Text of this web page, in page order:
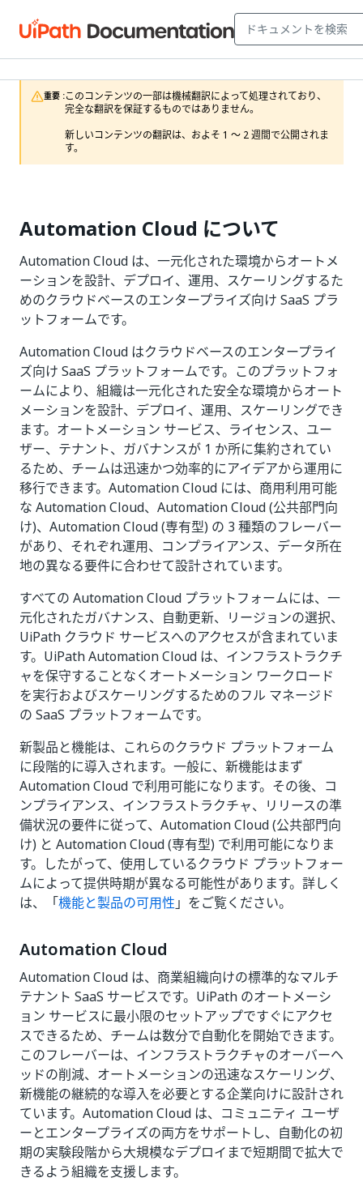
重要 :このコンテンツの一部は機械翻訳によって処理されており、
完全な翻訳を保証するものではありません。
新しいコンテンツの翻訳は、およそ 1 ～ 2 週間で公開されま
す。
Automation Cloud について
Automation Cloud は、一元化された環境からオートメ
ーションを設計、デプロイ、運用、スケーリングするた
めのクラウドベースのエンタープライズ向け SaaS プラ
ットフォームです。
Automation Cloud はクラウドベースのエンタープライ
ズ向け SaaS プラットフォームです。このプラットフォ
ームにより、組織は一元化された安全な環境からオート
メーションを設計、デプロイ、運用、スケーリングでき
ます。オートメーション サービス、ライセンス、ユー
ザー、テナント、ガバナンスが 1 か所に集約されてい
るため、チームは迅速かつ効率的にアイデアから運用に
移行できます。Automation Cloud には、商用利用可能
な Automation Cloud、Automation Cloud (公共部門向
け)、Automation Cloud (専有型) の 3 種類のフレーバー
があり、それぞれ運用、コンプライアンス、データ所在
地の異なる要件に合わせて設計されています。
すべての Automation Cloud プラットフォームには、一
元化されたガバナンス、自動更新、リージョンの選択、
UiPath クラウド サービスへのアクセスが含まれていま
す。UiPath Automation Cloud は、インフラストラクチ
ャを保守することなくオートメーション ワークロード
を実行およびスケーリングするためのフル マネージド
の SaaS プラットフォームです。
新製品と機能は、これらのクラウド プラットフォーム
に段階的に導入されます。一般に、新機能はまず
Automation Cloud で利用可能になります。その後、コ
ンプライアンス、インフラストラクチャ、リリースの準
備状況の要件に従って、Automation Cloud (公共部門向
け) と Automation Cloud (専有型) で利用可能になりま
す。したがって、使用しているクラウド プラットフォー
ムによって提供時期が異なる可能性があります。詳しく
は、「機能と製品の可用性」をご覧ください。
Automation Cloud
Automation Cloud は、商業組織向けの標準的なマルチ
テナント SaaS サービスです。UiPath のオートメーシ
ョン サービスに最小限のセットアップですぐにアクセ
スできるため、チームは数分で自動化を開始できます。
このフレーバーは、インフラストラクチャのオーバーヘ
ッドの削減、オートメーションの迅速なスケーリング、
新機能の継続的な導入を必要とする企業向けに設計され
ています。Automation Cloud は、コミュニティ ユーザ
ーとエンタープライズの両方をサポートし、自動化の初
期の実験段階から大規模なデプロイまで短期間で拡大で
きるよう組織を支援します。